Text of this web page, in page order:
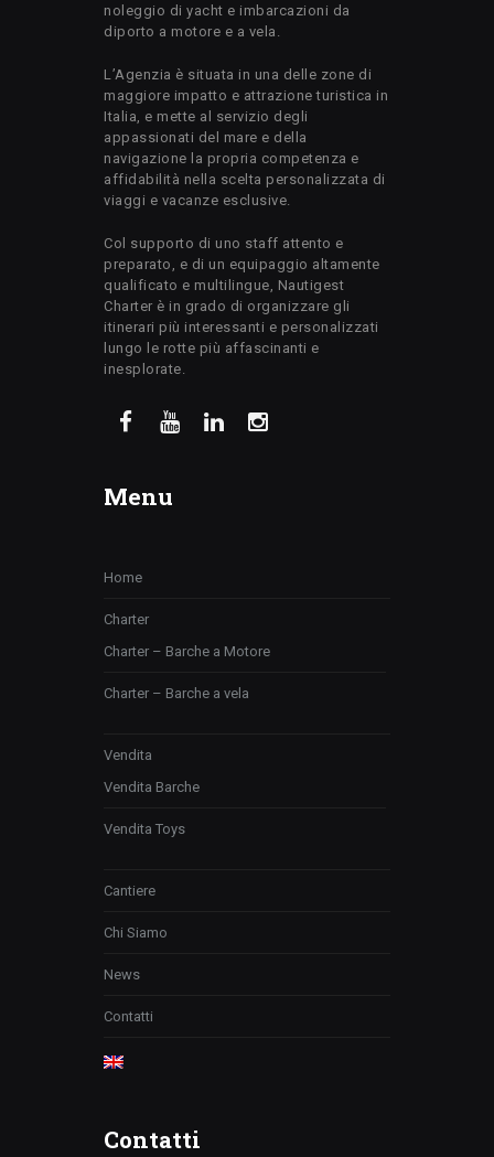
noleggio di yacht e imbarcazioni da
diporto a motore e a vela.
L’Agenzia è situata in una delle zone di
maggiore impatto e attrazione turistica in
Italia, e mette al servizio degli
appassionati del mare e della
navigazione la propria competenza e
affidabilità nella scelta personalizzata di
viaggi e vacanze esclusive.
Col supporto di uno staff attento e
preparato, e di un equipaggio altamente
qualificato e multilingue, Nautigest
Charter è in grado di organizzare gli
itinerari più interessanti e personalizzati
lungo le rotte più affascinanti e
inesplorate.
Menu
Home
Charter
Charter – Barche a Motore
Charter – Barche a vela
Vendita
Vendita Barche
Vendita Toys
Cantiere
Chi Siamo
News
Contatti
Contatti